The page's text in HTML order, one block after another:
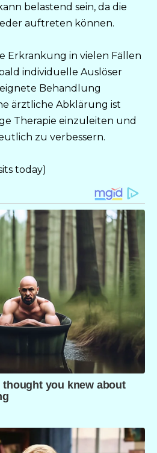
belastend sein, da die
auftreten können.
Erkrankung in vielen Fällen
individuelle Auslöser
Behandlung
ärztliche Abklärung ist
Therapie einzuleiten und
zu verbessern.
today)